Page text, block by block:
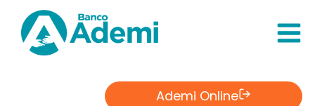
Contenido
Ademi Online